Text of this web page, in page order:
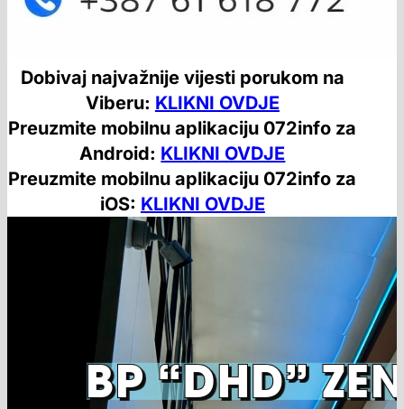
Dobivaj najvažnije vijesti porukom na
Viberu: KLIKNI OVDJE
Preuzmite mobilnu aplikaciju 072info za
Android: KLIKNI OVDJE
Preuzmite mobilnu aplikaciju 072info za
iOS: KLIKNI OVDJE